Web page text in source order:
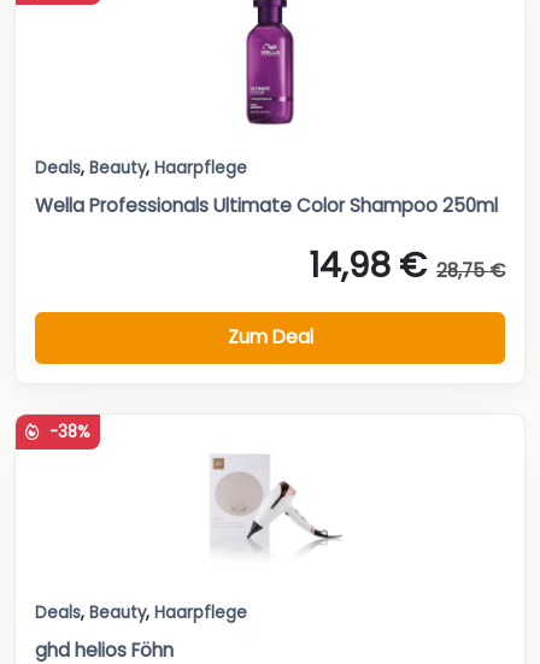
Deals, Beauty, Haarpflege
Wella Professionals Ultimate Color Shampoo 250ml
14,98 € 28,75 €
Zum Deal
-38%
Deals, Beauty, Haarpflege
ghd helios Föhn